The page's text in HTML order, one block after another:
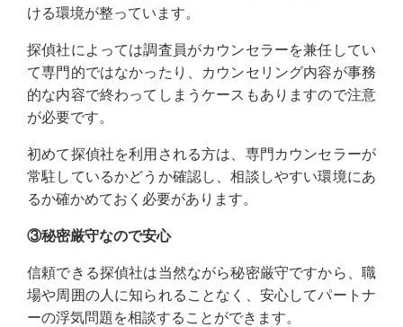
ける環境が整っています。
探偵社によっては調査員がカウンセラーを兼任してい
て専門的ではなかったり、カウンセリング内容が事務
的な内容で終わってしまうケースもありますので注意
が必要です。
初めて探偵社を利用される方は、専門カウンセラーが
常駐しているかどうか確認し、相談しやすい環境にあ
るか確かめておく必要があります。
③秘密厳守なので安心
信頼できる探偵社は当然ながら秘密厳守ですから、職
場や周囲の人に知られることなく、安心してパートナ
ーの浮気問題を相談することができます。